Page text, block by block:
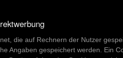
die auf Rechnern der Nutzer
Angaben gespeichert werden. Ein